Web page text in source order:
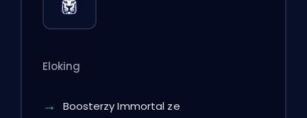
Eloking
Boosterzy Immortal ze